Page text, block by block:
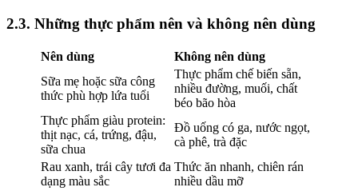
2.3. Những thực phẩm nên và không nên dùng
Nên dùng
Không nên dùng
Sữa mẹ hoặc sữa công
thức phù hợp lứa tuổi
Thực phẩm chế biến sẵn,
nhiều đường, muối, chất
béo bão hòa
Thực phẩm giàu protein:
thịt nạc, cá, trứng, đậu,
sữa chua
Đồ uống có ga, nước ngọt,
cà phê, trà đặc
Rau xanh, trái cây tươi đa
dạng màu sắc
Thức ăn nhanh, chiên rán
nhiều dầu mỡ